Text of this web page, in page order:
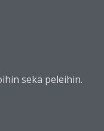
sekä peleihin.